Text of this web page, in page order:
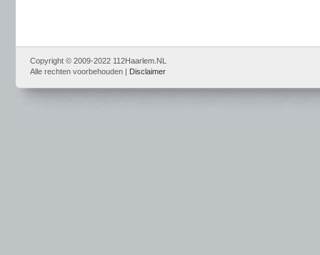
Copyright © 2009-2022 112Haarlem.NL
Alle rechten voorbehouden | Disclaimer